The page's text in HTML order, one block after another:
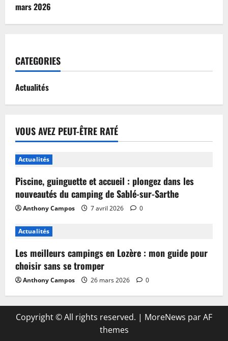
mars 2026
CATEGORIES
Actualités
VOUS AVEZ PEUT-ÊTRE RATÉ
Actualités
Piscine, guinguette et accueil : plongez dans les
nouveautés du camping de Sablé-sur-Sarthe
Anthony Campos 7 avril 2026 0
Actualités
Les meilleurs campings en Lozère : mon guide pour
choisir sans se tromper
Anthony Campos 26 mars 2026 0
Copyright © All rights reserved. | MoreNews par AF
themes